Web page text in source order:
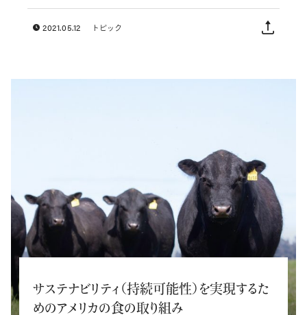
2021.05.12 トピック
サステナビリティ（持続可能性）を実現するた
めのアメリカの食の取り組み